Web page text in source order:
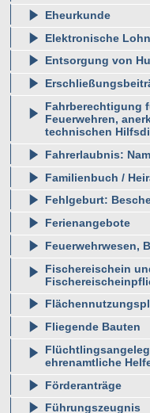
Eheurkunde
Elektronische
Entsorgung von
Fahrberechtigung
Feuerwehren,
technischen
Fahrerlaubnis:
Familienbuch /
Fehlgeburt:
Ferienangebote
Feuerwehrwesen,
Fischereischein
Fliegende Bauten
ehrenamtliche
Förderanträge
Führungszeugnis